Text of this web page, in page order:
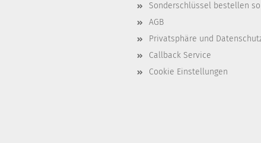
Sonderschlüssel bestellen
AGB
Privatsphäre und
Callback Service
Cookie Einstellungen